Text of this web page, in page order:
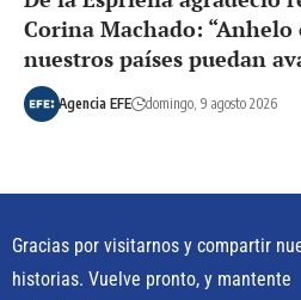
Corina Machado: “Anhelo
nuestros países puedan
Agencia EFE domingo, 9 agosto 2026
Gracias por visitarnos y compartir
historias. Vuelve pronto, y mantente